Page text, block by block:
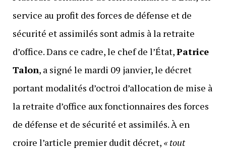
service au profit des forces de défense et de
sécurité et assimilés sont admis à la retraite
d’office. Dans ce cadre, le chef de l’État,Patrice
Talon, a signé le mardi 09 janvier, le décret
portant modalités d’octroi d’allocation de mise à
la retraite d’office aux fonctionnaires des forces
de défense et de sécurité et assimilés. À en
croire l’article premier dudit décret, « tout